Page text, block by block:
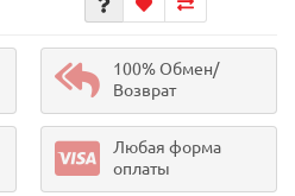
100% Обмен/
Возврат
Любая форма
оплаты